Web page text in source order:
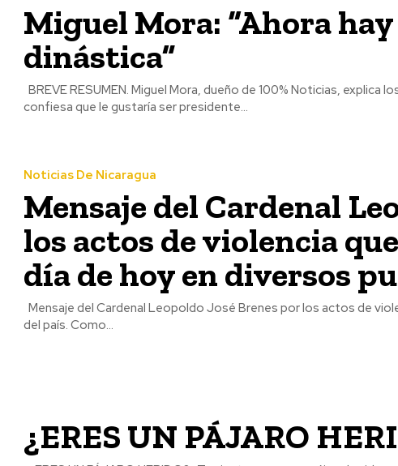
Miguel Mora: “Ahora
dinástica”
confiesa que le gustaría ser presidente...
Noticias De Nicaragua
Mensaje del Cardenal
los actos de violencia
día de hoy en diversos
del país. Como...
¿ERES UN PÁJARO